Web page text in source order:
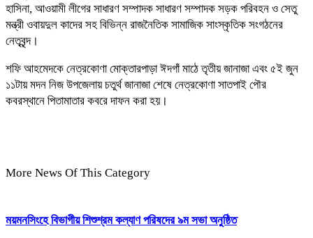
হাসিনা, আওয়ামী লীগের সাধারণ সম্পাদক সাধারণ সম্পাদক সড়ক পরিবহন ও সেতু
মন্ত্রী ওবায়দুল কাদের সহ বিভিন্ন রাজনৈতিক সামাজিক সাংস্কৃতিক সংগঠনের
নেতৃবৃন্দ।
শফি আহমেদকে নেত্রকোণা মোক্তারপাড়া ঈদগাঁ মাঠে তৃতীয় জানাজা এবং ৫ই জুন
১১টায় মদন নিজ উপজেলায় চতুর্থ জানাজা শেষে নেত্রকোণা সাতপাই পৌর
কবরস্থানে পিতামাতার কবরে দাফন করা হয়।
More News Of This Category
ময়মনসিংহে বিভাগীয় শিশুশ্রম কল্যাণ পরিষদের ৯ম সভা অনুষ্ঠিত